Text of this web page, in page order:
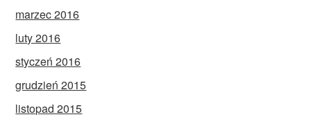
marzec 2016
luty 2016
styczeń 2016
grudzień 2015
listopad 2015